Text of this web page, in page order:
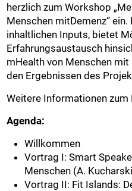
herzlich zum Workshop
Menschen mitDemenz“
inhaltlichen Inputs, bietet
Erfahrungsaustausch
mHealth von Menschen
den Ergebnissen des
Weitere Informationen
Agenda:
Willkommen
Vortrag I: Smart
Menschen (A.
Vortrag II: Fit Islands: